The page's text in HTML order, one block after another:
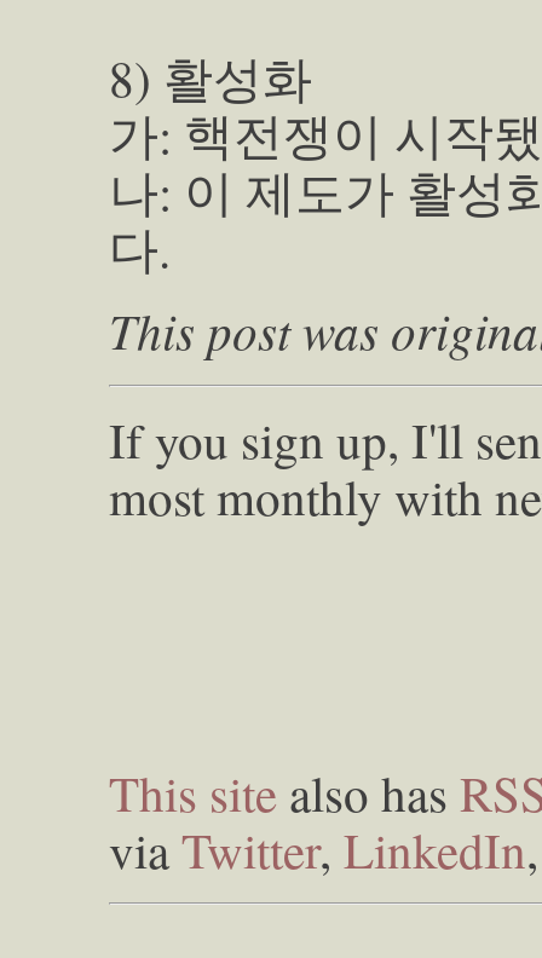
8) 활성화
가: 핵전쟁이 시작
나: 이 제도가 활성
다.
This post was
If you sign up, I'll
most monthly with
This site also has
viaTwitter, LinkedIn